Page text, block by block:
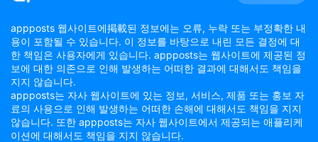
appposts 웹사이트에掲載된 정보에는 오류, 누락 또는 부정확한 내
용이 포함될 수 있습니다. 이 정보를 바탕으로 내린 모든 결정에 대
한 책임은 사용자에게 있습니다. appposts는 웹사이트에 제공된 정
보에 대한 의존으로 인해 발생하는 어떠한 결과에 대해서도 책임을
지지 않습니다.
appposts는 자사 웹사이트에 있는 정보, 서비스, 제품 또는 홍보 자
료의 사용으로 인해 발생하는 어떠한 손해에 대해서도 책임을 지지
않습니다. 또한 appposts는 자사 웹사이트에서 제공되는 애플리케
이션에 대해서도 책임을 지지 않습니다.